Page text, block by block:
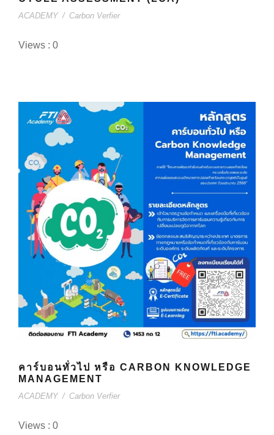
ACADEMY / Carbon Verfier
Views : 0
คาร์บอนทั่วไป หรือ CARBON KNOWLEDGE
MANAGEMENT
ACADEMY / Carbon Verfier
Views : 0